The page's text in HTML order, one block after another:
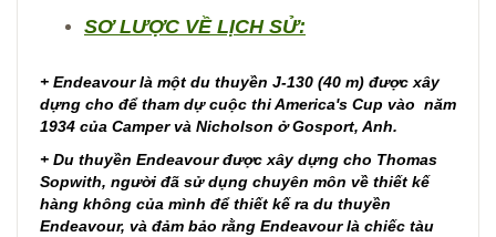
SƠ LƯỢC VỀ LỊCH SỬ:
+ Endeavour là một du thuyền J-130 (40 m) được xây
dựng cho để tham dự cuộc thi America's Cup vào năm
1934 của Camper và Nicholson ở Gosport, Anh.
+ Du thuyền Endeavour được xây dựng cho Thomas
Sopwith, người đã sử dụng chuyên môn về thiết kế
hàng không của mình để thiết kế ra du thuyền
Endeavour, và đảm bảo rằng Endeavour là chiếc tàu